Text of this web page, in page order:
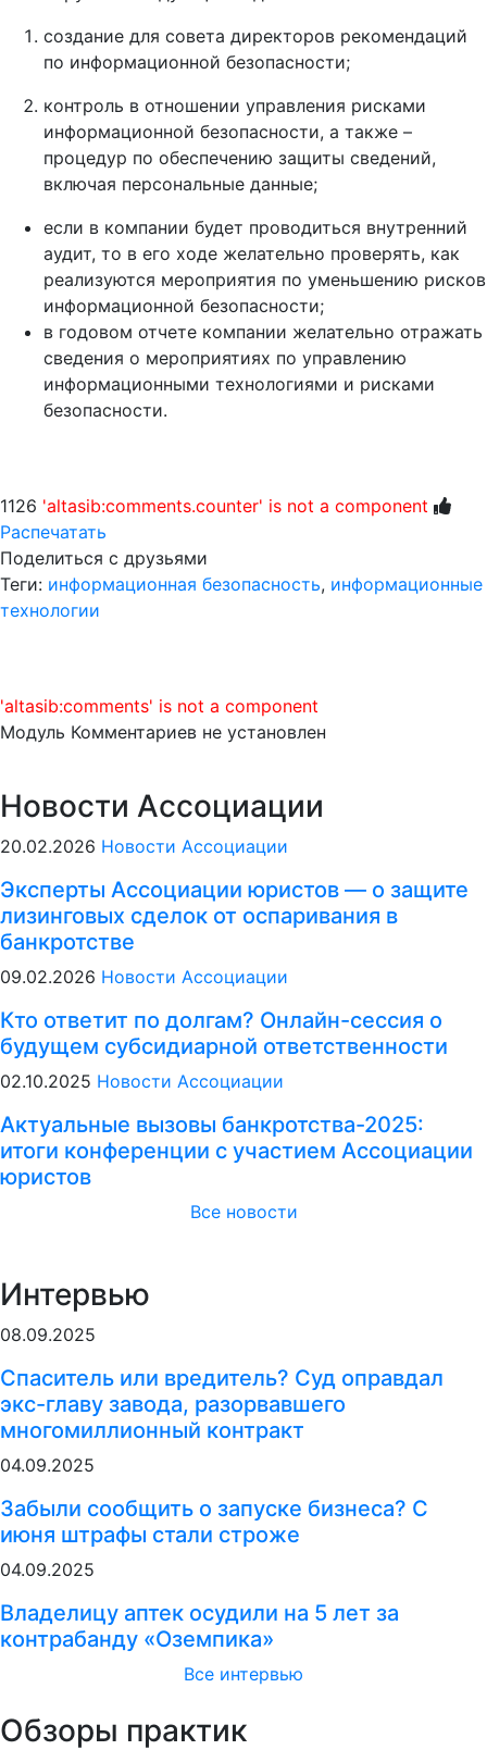
создание для совета директоров рекомендаций
по информационной безопасности;
контроль в отношении управления рисками
информационной безопасности, а также –
процедур по обеспечению защиты сведений,
включая персональные данные;
если в компании будет проводиться внутренний
аудит, то в его ходе желательно проверять, как
реализуются мероприятия по уменьшению рисков
информационной безопасности;
в годовом отчете компании желательно отражать
сведения о мероприятиях по управлению
информационными технологиями и рисками
безопасности.
1126 'altasib:comments.counter' is not a component
Распечатать
Поделиться с друзьями
Теги: информационная безопасность, информационные
технологии
'altasib:comments' is not a component
Модуль Комментариев не установлен
Новости Ассоциации
20.02.2026 Новости Ассоциации
Эксперты Ассоциации юристов — о защите
лизинговых сделок от оспаривания в
банкротстве
09.02.2026 Новости Ассоциации
Кто ответит по долгам? Онлайн-сессия о
будущем субсидиарной ответственности
02.10.2025 Новости Ассоциации
Актуальные вызовы банкротства-2025:
итоги конференции с участием Ассоциации
юристов
Все новости
Интервью
08.09.2025
Спаситель или вредитель? Суд оправдал
экс-главу завода, разорвавшего
многомиллионный контракт
04.09.2025
Забыли сообщить о запуске бизнеса? С
июня штрафы стали строже
04.09.2025
Владелицу аптек осудили на 5 лет за
контрабанду «Оземпика»
Все интервью
Обзоры практик